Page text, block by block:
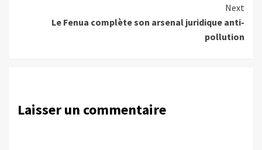
Next
Le Fenua complète son arsenal juridique anti-
pollution
Laisser un commentaire